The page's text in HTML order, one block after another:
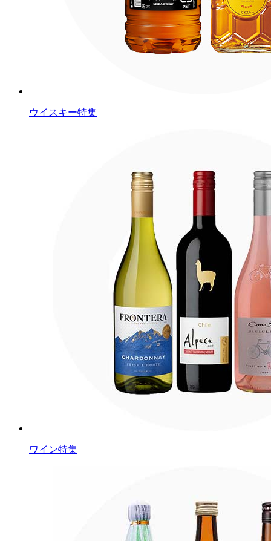
ウイスキー特集
ワイン特集